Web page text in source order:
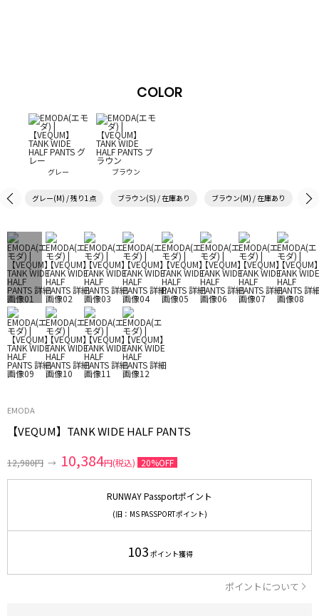
COLOR
グレー ブラウン
グレー(M) / 残り1点 ブラウン(S) / 在庫あり ブラウン(M) / 在庫あり
EMODA
【VEQUM】TANK WIDE HALF PANTS
12,980円 → 10,384円(税込) 20%OFF
RUNWAY Passportポイント
(旧：MS PASSPORTポイント)
103 ポイント獲得
ポイントについて